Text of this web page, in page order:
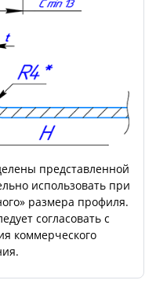
представленной
использовать при
размера профиля.
согласовать с
коммерческого